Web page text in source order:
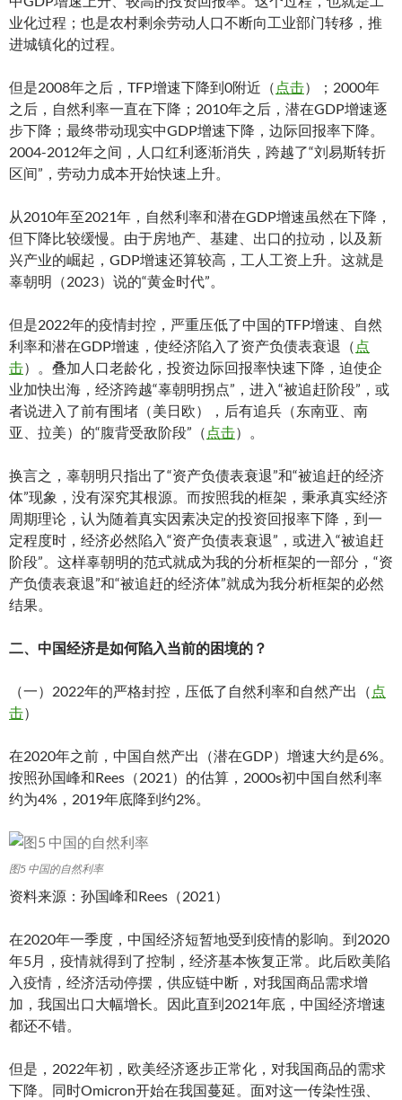
业化过程；也是农村剩余劳动人口不断向工业部门转移，推
进城镇化的过程。
但是2008年之后，TFP增速下降到0附近（ 点击）；2000年
之后，自然利率一直在下降；2010年之后，潜在GDP增速逐
步下降；最终带动现实中GDP增速下降，边际回报率下降。
2004-2012年之间，人口红利逐渐消失，跨越了“刘易斯转折
区间”，劳动力成本开始快速上升。
从2010年至2021年，自然利率和潜在GDP增速虽然在下降，
但下降比较缓慢。由于房地产、基建、出口的拉动，以及新
兴产业的崛起，GDP增速还算较高，工人工资上升。这就是
辜朝明（2023）说的“黄金时代”。
但是2022年的疫情封控，严重压低了中国的TFP增速、自然
利率和潜在GDP增速，使经济陷入了资产负债表衰退（ 点
击）。叠加人口老龄化，投资边际回报率快速下降，迫使企
业加快出海，经济跨越“辜朝明拐点”，进入“被追赶阶段”，或
者说进入了前有围堵（美日欧），后有追兵（东南亚、南
亚、拉美）的“腹背受敌阶段”（ 点击）。
换言之，辜朝明只指出了“资产负债表衰退”和“被追赶的经济
体”现象，没有深究其根源。而按照我的框架，秉承真实经济
周期理论，认为随着真实因素决定的投资回报率下降，到一
定程度时，经济必然陷入“资产负债表衰退”，或进入“被追赶
阶段”。这样辜朝明的范式就成为我的分析框架的一部分，“资
产负债表衰退”和“被追赶的经济体”就成为我分析框架的必然
结果。
二、中国经济是如何陷入当前的困境的？
（一）2022年的严格封控，压低了自然利率和自然产出（ 点
击）
在2020年之前，中国自然产出（潜在GDP）增速大约是6%。
按照孙国峰和Rees（2021）的估算，2000s初中国自然利率
约为4%，2019年底降到约2%。
图5 中国的自然利率
资料来源：孙国峰和Rees（2021）
在2020年一季度，中国经济短暂地受到疫情的影响。到2020
年5月，疫情就得到了控制，经济基本恢复正常。此后欧美陷
入疫情，经济活动停摆，供应链中断，对我国商品需求增
加，我国出口大幅增长。因此直到2021年底，中国经济增速
都还不错。
但是，2022年初，欧美经济逐步正常化，对我国商品的需求
下降。同时Omicron开始在我国蔓延。面对这一传染性强、